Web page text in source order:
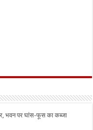
भवन पर घांस-फूस का कब्जा